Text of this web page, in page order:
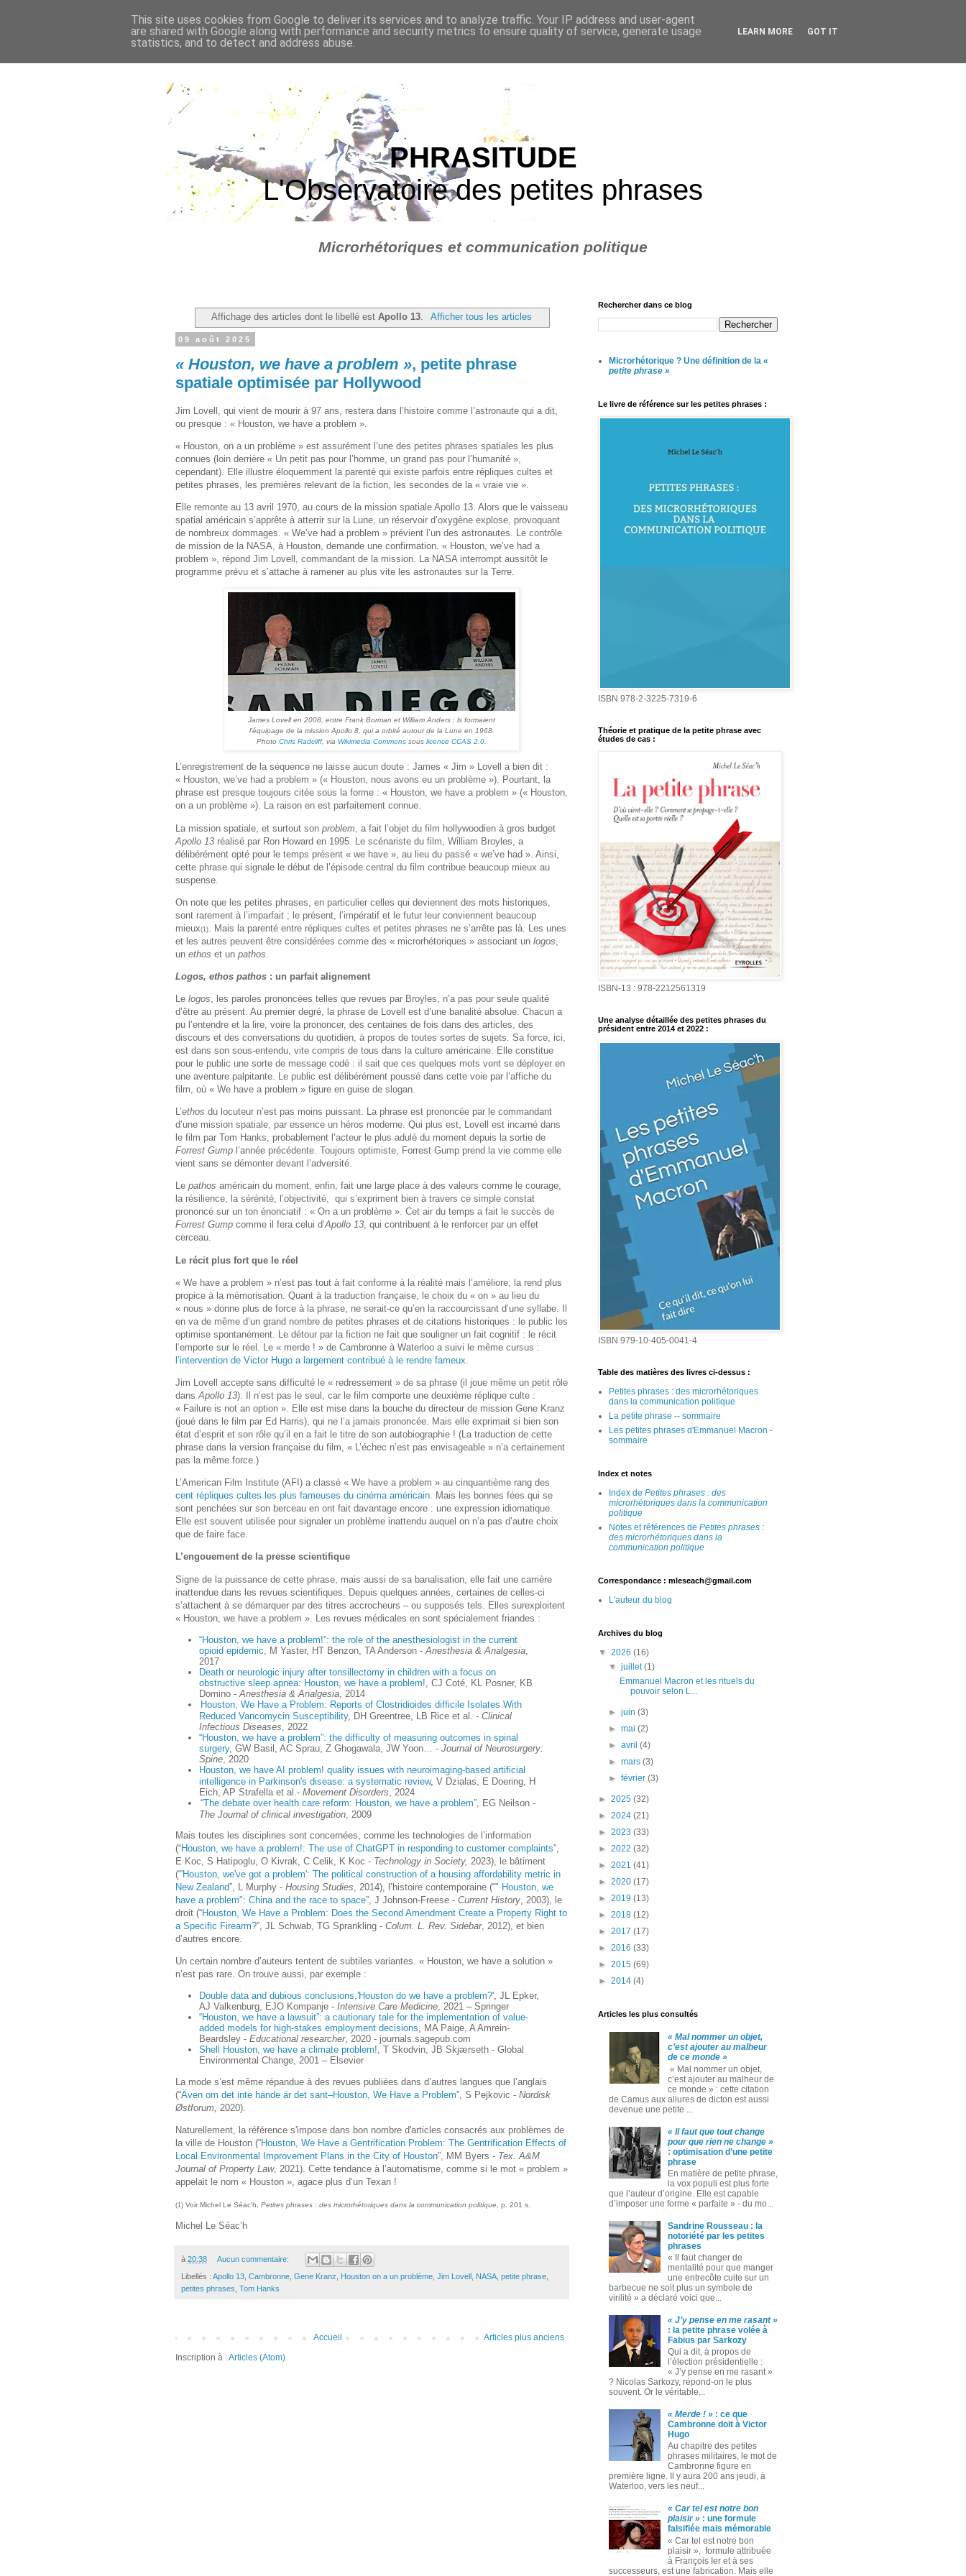
PHRASITUDE
L'Observatoire des petites phrases
Microrhétoriques et communication politique
Affichage des articles dont le libellé estApollo 13 Afficher tous les articles
09 août 2025
« Houston, we have a problem », petite phrase
spatiale optimisée par Hollywood
Jim Lovell, qui vient de mourir à 97 ans, restera dans l’histoire comme l’astronaute qui a dit,
ou presque : « Houston, we have a problem ».
« Houston, on a un problème » est assurément l’une des petites phrases spatiales les plus
connues (loin derrière « Un petit pas pour l’homme, un grand pas pour l’humanité »,
cependant). Elle illustre éloquemment la parenté qui existe parfois entre répliques cultes et
petites phrases, les premières relevant de la fiction, les secondes de la « vraie vie ».
Elle remonte au 13 avril 1970, au cours de la mission spatiale Apollo 13. Alors que le vaisseau
spatial américain s’apprête à atterrir sur la Lune, un réservoir d’oxygène explose, provoquant
de nombreux dommages. « We’ve had a problem » prévient l’un des astronautes. Le contrôle
de mission de la NASA, à Houston, demande une confirmation. « Houston, we’ve had a
problem », répond Jim Lovell, commandant de la mission.
La NASA interrompt aussitôt le
programme prévu et s’attache à ramener au plus vite les astronautes sur la Terre.
James Lovell en 2008, entre Frank Borman et William Anders ; ls formaient
l’équipage de la mission Apollo 8, qui a orbité autour de la Lune en 1968.
Photo Chris Radcliff, via Wikimedia Commons sous licence CCAS 2.0
L’enregistrement de la séquence ne laisse aucun doute : James « Jim » Lovell a bien dit :
« Houston, we’ve had a problem » (« Houston, nous avons eu un problème »). Pourtant, la
phrase est presque toujours citée sous la forme : « Houston, we have a problem » (« Houston,
on a un problème »). La raison en est parfaitement connue.
La mission spatiale, et surtout son problem , a fait l’objet du film hollywoodien à gros budget
Apollo 13 réalisé par Ron Howard en 1995. Le scénariste du film, William Broyles, a
délibérément opté pour le temps présent « we have », au lieu du passé « we’ve had ». Ainsi,
cette phrase qui signale le début de l’épisode central du film contribue beaucoup mieux au
suspense.
On note que les petites phrases, en particulier celles qui deviennent des mots historiques,
sont rarement à l’imparfait ; le présent, l’impératif et le futur leur conviennent beaucoup
mieux(1)
. Mais la parenté entre répliques cultes et petites phrases ne s’arrête pas là. Les unes
et les autres peuvent être considérées comme des « microrhétoriques » associant un logos
un ethos et un pathos
Logos, ethos pathos : un parfait alignement
Le logos, les paroles prononcées telles que revues par Broyles, n’a pas pour seule qualité
d’être au présent. Au premier degré, la phrase de Lovell est d’une banalité absolue. Chacun a
pu l’entendre et la lire, voire la prononcer, des centaines de fois dans des articles, des
discours et des conversations du quotidien, à propos de toutes sortes de sujets. Sa force, ici,
est dans son sous-entendu, vite compris de tous dans la culture américaine. Elle constitue
pour le public une sorte de message codé : il sait que ces quelques mots vont se déployer en
une aventure palpitante. Le public est délibérément poussé dans cette voie par l’affiche du
film, où « We have a problem » figure en guise de slogan.
L’ethos du locuteur n’est pas moins puissant. La phrase est prononcée par le commandant
d’une mission spatiale, par essence un héros moderne. Qui plus est, Lovell est incarné dans
le film par Tom Hanks, probablement l’acteur le plus adulé du moment depuis la sortie de
Forrest Gump l’année précédente. Toujours optimiste, Forrest Gump prend la vie comme elle
vient sans se démonter devant l’adversité.
Le pathos américain du moment, enfin, fait une large place à des valeurs comme le courage,
la résilience, la sérénité, l’objectivité, qui s’expriment bien à travers ce simple constat
prononcé sur un ton énonciatif : « On a un problème ». Cet air du temps a fait le succès de
Forrest Gump comme il fera celui d’Apollo 13, qui contribuent à le renforcer par un effet
cerceau.
Le récit plus fort que le réel
« We have a problem » n’est pas tout à fait conforme à la réalité mais l’améliore, la rend plus
propice à la mémorisation. Quant à la traduction française, le choix du « on » au lieu du
« nous » donne plus de force à la phrase, ne serait-ce qu’en la raccourcissant d’une syllabe. Il
en va de même d’un grand nombre de petites phrases et de citations historiques : le public les
optimise spontanément. Le détour par la fiction ne fait que souligner un fait cognitif : le récit
l’emporte sur le réel. Le « merde ! » de Cambronne à Waterloo a suivi le même cursus :
l’intervention de Victor Hugo a largement contribué à le rendre fameux
Jim Lovell accepte sans difficulté le « redressement » de sa phrase (il joue même un petit rôle
dansApollo 13). Il n’est pas le seul, car le film comporte une deuxième réplique culte :
« Failure is not an option ». Elle est mise dans la bouche du directeur de mission Gene Kranz
(joué dans le film par Ed Harris), qui ne l’a jamais prononcée. Mais elle exprimait si bien son
état d’esprit et son rôle qu’il en a fait le titre de son autobiographie ! (La traduction de cette
phrase dans la version française du film, « L’échec n’est pas envisageable » n’a certainement
pas la même force.)
L’American Film Institute (AFI) a classé « We have a problem » au cinquantième rang des
cent répliques cultes les plus fameuses du cinéma américain. Mais les bonnes fées qui se
sont penchées sur son berceau en ont fait davantage encore : une expression idiomatique.
Elle est souvent utilisée pour signaler un problème inattendu auquel on n’a pas d’autre choix
que de faire face.
L’engouement de la presse scientifique
Signe de la puissance de cette phrase, mais aussi de sa banalisation, elle fait une carrière
inattendue dans les revues scientifiques. Depuis quelques années, certaines de celles-ci
s’attachent à se démarquer par des titres accrocheurs – ou supposés tels. Elles surexploitent
« Houston, we have a problem ». Les revues médicales en sont spécialement friandes :
“Houston, we have a problem!”: the role of the anesthesiologist in the current
opioid epidemic , M Yaster, HT Benzon, TA Anderson - Anesthesia & Analgesia
2017
Death or neurologic injury after tonsillectomy in children with a focus on
obstructive sleep apnea: Houston, we have a problem! , CJ Coté, KL Posner, KB
Domino - Anesthesia & Analgesia , 2014
Houston, We Have a Problem: Reports of Clostridioides difficile Isolates With
Reduced Vancomycin Susceptibility, DH Greentree, LB Rice et al. - Clinical
Infectious Diseases , 2022
“Houston, we have a problem”: the difficulty of measuring outcomes in spinal
surgery, GW Basil, AC Sprau, Z Ghogawala, JW Yoon… - Journal of Neurosurgery:
Spine , 2020
Houston, we have AI problem! quality issues with neuroimaging‐based artificial
intelligence in Parkinson's disease: a systematic review, V Dzialas, E Doering, H
Eich, AP Strafella et al.- Movement Disorders , 2024
“The debate over health care reform: Houston, we have a problem”, EG Neilson -
The Journal of clinical investigation , 2009
Mais toutes les disciplines sont concernées, comme les technologies de l’information
(“Houston, we have a problem!: The use of ChatGPT in responding to customer complaints”,
E Koc, S Hatipoglu, O Kivrak, C Celik, K Koc - Technology in Society, 2023), le bâtiment
(“'Houston, we've got a problem': The political construction of a housing affordability metric in
New Zealand”, L Murphy - Housing Studies , 2014), l’histoire contemporaine (“" Houston, we
have a problem": China and the race to space”, J Johnson-Freese - Current History , 2003), le
droit (“Houston, We Have a Problem: Does the Second Amendment Create a Property Right to
a Specific Firearm?”, JL Schwab, TG Sprankling - Colum. L. Rev. Sidebar, 2012), et bien
d’autres encore.
Un certain nombre d’auteurs tentent de subtiles variantes. « Houston, we have a solution »
n’est pas rare. On trouve aussi, par exemple :
Double data and dubious conclusions,'Houston do we have a problem?', JL Epker,
AJ Valkenburg, EJO Kompanje - Intensive Care Medicine, 2021 – Springer
“Houston, we have a lawsuit”: a cautionary tale for the implementation of value-
added models for high-stakes employment decisions, MA Paige, A Amrein-
Beardsley - Educational researcher, 2020 - journals.sagepub.com
Shell Houston, we have a climate problem!, T Skodvin, JB Skjærseth - Global
Environmental Change, 2001 – Elsevier
La mode s’est même répandue à des revues publiées dans d’autres langues que l’anglais
(“Även om det inte hände är det sant–Houston, We Have a Problem”, S Pejkovic - Nordisk
Østforum, 2020).
Naturellement, la référence s'impose dans bon nombre d'articles consacrés aux problèmes de
la ville de Houston (“Houston, We Have a Gentrification Problem: The Gentrification Effects of
Local Environmental Improvement Plans in the City of Houston”, MM Byers - Tex. A&M
Journal of Property Law, 2021). Cette tendance à l’automatisme, comme si le mot « problem »
appelait le nom « Houston », agace plus d’un Texan !
(1) Voir Michel Le Séac'h, Petites phrases : des microrhétoriques dans la communication politique , p. 201 s.
Michel Le Séac’h
à 20:38 Aucun commentaire:
Libellés : Apollo 13, Cambronne, Gene Kranz, Houston on a un problème, Jim Lovell , NASA, petite phrase,
petites phrases, Tom Hanks
Articles plus anciens
Accueil
Inscription à :Articles (Atom)
Rechercher dans ce blog
Microrhétorique ? Une définition de la «
petite phrase »
Le livre de référence sur les petites phrases :
ISBN 978-2-3225-7319-6
Théorie et pratique de la petite phrase avec
études de cas :
ISBN-13 : 978-2212561319
Une analyse détaillée des petites phrases du
président entre 2014 et 2022 :
ISBN 979-10-405-0041-4
Table des matières des livres ci-dessus :
Petites phrases : des microrhétoriques
dans la communication politique
La petite phrase -- sommaire
Les petites phrases d'Emmanuel Macron -
sommaire
Index et notes
Index de Petites phrases : des
microrhétoriques dans la communication
politique
Notes et références de Petites phrases :
des microrhétoriques dans la
communication politique
Correspondance : mleseach@gmail.com
L'auteur du blog
Archives du blog
▼ 2026 (16)
▼juillet(1)
Emmanuel Macron et les rituels du
pouvoir selon L...
►juin(3)
►mai(2)
►avril(4)
►mars(3)
►février(3)
► 2025 (32)
► 2024 (21)
► 2023 (33)
► 2022 (32)
► 2021 (41)
► 2020 (17)
► 2019 (13)
► 2018 (12)
► 2017 (17)
► 2016 (33)
► 2015 (69)
► 2014 (4)
Articles les plus consultés
« Mal nommer un objet,
c’est ajouter au malheur
de ce monde »
« Mal nommer un objet,
c’est ajouter au malheur de
ce monde » : cette citation
de Camus aux allures de dicton est aussi
devenue une petite ...
« Il faut que tout change
pour que rien ne change »
: optimisation d’une petite
phrase
En matière de petite phrase,
la vox populi est plus forte
que l’auteur d’origine. Elle est capable
d’imposer une forme « parfaite » ‑ du mo...
Sandrine Rousseau : la
notoriété par les petites
phrases
« Il faut changer de
mentalité pour que manger
une entrecôte cuite sur un
barbecue ne soit plus un symbole de
virilité » a déclaré voici que...
« J’y pense en me rasant »
: la petite phrase volée à
Fabius par Sarkozy
Qui a dit, à propos de
l’élection présidentielle :
« J’y pense en me rasant »
? Nicolas Sarkozy, répond-on le plus
souvent. Or le véritable...
« Merde ! »: ce que
Cambronne doit à Victor
Hugo
Au chapitre des petites
phrases militaires, le mot de
Cambronne figure en
première ligne. Il y aura 200 ans jeudi, à
Waterloo, vers les neuf...
« Car tel est notre bon
plaisir »: une formule
falsifiée mais mémorable
« Car tel est notre bon
plaisir », formule attribuée
à François Ier et à ses
successeurs, est une fabrication. Mais elle
This site uses cookies from Google to deliver its services and to analyze traffic. Your IP address and user-agent
are shared with Google along with performance and security metrics to ensure quality of service, generate usage
statistics, and to detect and address abuse.
LEARN MORE GOT IT